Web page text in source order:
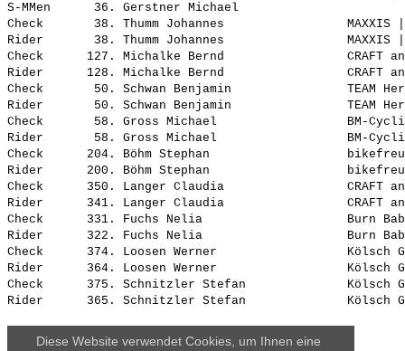
Diese Website verwendet Cookies, um Ihnen eine
S-MMen      36. Gerstner Michael
Check       38. Thumm Johannes
Rider       38. Thumm Johannes
Check      127. Michalke Bernd
Rider      128. Michalke Bernd                 CRAFT
Check       50. Schwan Benjamin                TEAM
Rider       50. Schwan Benjamin                TEAM
Check       58. Gross Michael                  BM-
Rider       58. Gross Michael                  BM-
Check      204. Böhm Stephan
Rider      200. Böhm Stephan
Check      350. Langer Claudia                 CRAFT
Rider      341. Langer Claudia                 CRAFT
Check      331. Fuchs Nelia                    Burn Baby
Rider      322. Fuchs Nelia                    Burn Baby
Check      374. Loosen Werner
Rider      364. Loosen Werner
Check      375. Schnitzler Stefan